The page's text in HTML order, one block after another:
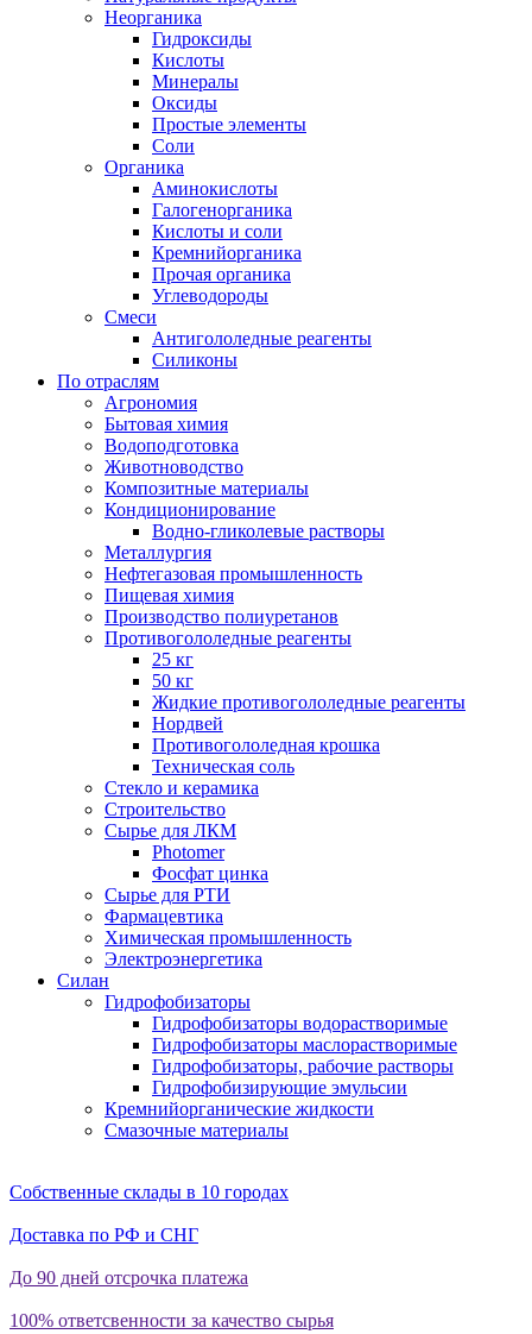
Неорганика
Гидроксиды
Кислоты
Минералы
Оксиды
Простые элементы
Соли
Органика
Аминокислоты
Галогенорганика
Кислоты и соли
Кремнийорганика
Прочая органика
Углеводороды
Смеси
Антигололедные реагенты
Силиконы
По отраслям
Агрономия
Бытовая химия
Водоподготовка
Животноводство
Композитные материалы
Кондиционирование
Водно-гликолевые растворы
Металлургия
Нефтегазовая промышленность
Пищевая химия
Производство полиуретанов
Противогололедные реагенты
25 кг
50 кг
Жидкие противогололедные реагенты
Нордвей
Противогололедная крошка
Техническая соль
Стекло и керамика
Строительство
Сырье для ЛКМ
Photomer
Фосфат цинка
Сырье для РТИ
Фармацевтика
Химическая промышленность
Электроэнергетика
Силан
Гидрофобизаторы
Гидрофобизаторы водорастворимые
Гидрофобизаторы маслорастворимые
Гидрофобизаторы, рабочие растворы
Гидрофобизирующие эмульсии
Кремнийорганические жидкости
Смазочные материалы
Собственные склады в 10 городах
Доставка по РФ и СНГ
До 90 дней отсрочка платежа
100% ответсвенности за качество сырья